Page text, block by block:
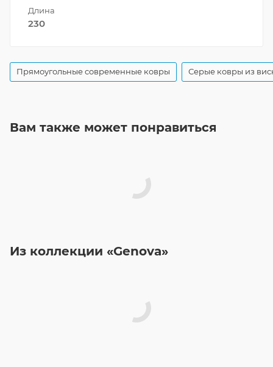
Длина
230
Прямоугольные современные ковры Серые ковры из
Вам также может понравиться
Из коллекции «Genova»